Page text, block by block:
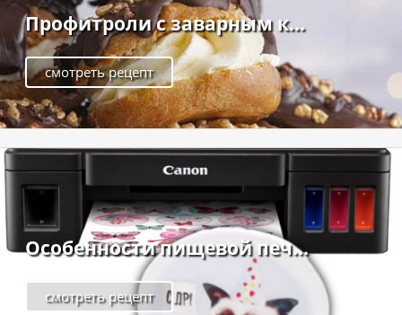
Профитроли с заварным к...
смотреть рецепт
Особенности пищевой печ...
смотреть рецепт